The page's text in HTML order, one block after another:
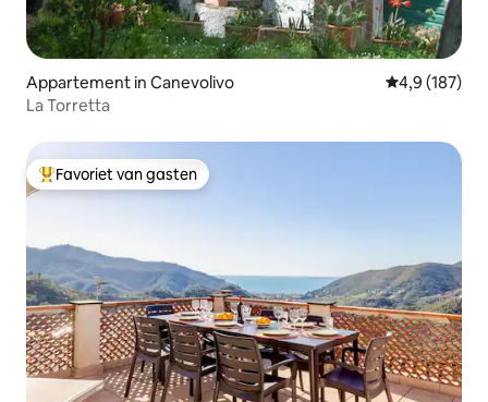
Appartement in Canevolivo Gemiddelde
4,9 (187)
La Torretta
Topfavoriet van gasten
Favoriet van gasten